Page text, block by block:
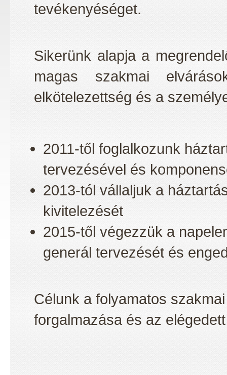
tevékenyéséget.
Sikerünk alapja a
magas szakmai
elkötelezettség és a
2011-től foglalkozunk
tervezésével és
2013-tól vállaljuk a
kivitelezését
2015-től végezzük a
generál tervezését és
Célunk a folyamatos
forgalmazása és az